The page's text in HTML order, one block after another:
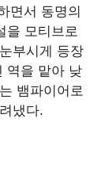
면서 동명의
을 모티브로
부시게 등장
역을 맡아 낮
뱀파이어로
냈다.